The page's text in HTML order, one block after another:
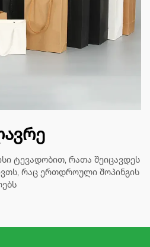
ტევადობით, რათა შეიცავდეს
რაც ერთდროული შოპინგის